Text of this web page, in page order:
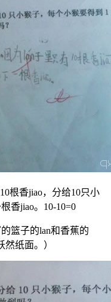
根香jiao，分给10只小
香jiao。10-10=0
篮子的lan和香蕉的
纸面。）